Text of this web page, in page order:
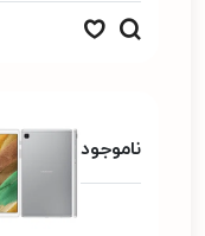
ناموجود